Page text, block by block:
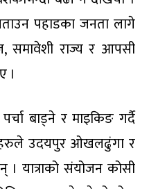
पहाडका जनता लागे
समावेशी राज्य र आपसी
।
बाड्ने र माइकिङ गर्दै
उदयपुर ओखलढुंगा र
। यात्राको संयोजन कोसी